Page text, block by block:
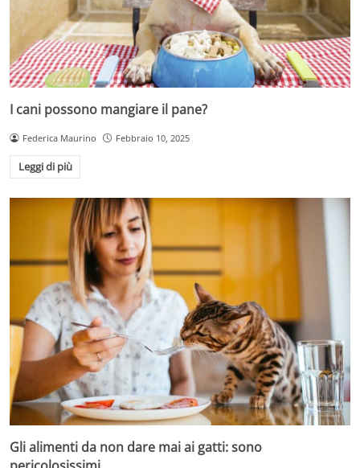
I cani possono mangiare il pane?
Federica Maurino Febbraio 10, 2025
Leggi di più
Gli alimenti da non dare mai ai gatti: sono